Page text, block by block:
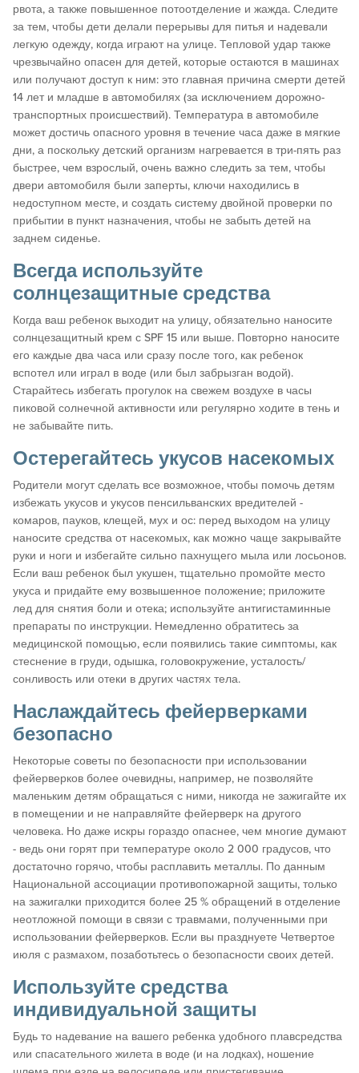
рвота, а также повышенное потоотделение и жажда. Следите
за тем, чтобы дети делали перерывы для питья и надевали
легкую одежду, когда играют на улице. Тепловой удар также
чрезвычайно опасен для детей, которые остаются в машинах
или получают доступ к ним: это главная причина смерти детей
14 лет и младше в автомобилях (за исключением дорожно-
транспортных происшествий). Температура в автомобиле
может достичь опасного уровня в течение часа даже в мягкие
дни, а поскольку детский организм нагревается в три-пять раз
быстрее, чем взрослый, очень важно следить за тем, чтобы
двери автомобиля были заперты, ключи находились в
недоступном месте, и создать систему двойной проверки по
прибытии в пункт назначения, чтобы не забыть детей на
заднем сиденье.
Всегда используйте
солнцезащитные средства
Когда ваш ребенок выходит на улицу, обязательно наносите
солнцезащитный крем с SPF 15 или выше. Повторно наносите
его каждые два часа или сразу после того, как ребенок
вспотел или играл в воде (или был забрызган водой).
Старайтесь избегать прогулок на свежем воздухе в часы
пиковой солнечной активности или регулярно ходите в тень и
не забывайте пить.
Остерегайтесь укусов насекомых
Родители могут сделать все возможное, чтобы помочь детям
избежать укусов и укусов пенсильванских вредителей -
комаров, пауков, клещей, мух и ос: перед выходом на улицу
наносите средства от насекомых, как можно чаще закрывайте
руки и ноги и избегайте сильно пахнущего мыла или лосьонов.
Если ваш ребенок был укушен, тщательно промойте место
укуса и придайте ему возвышенное положение; приложите
лед для снятия боли и отека; используйте антигистаминные
препараты по инструкции. Немедленно обратитесь за
медицинской помощью, если появились такие симптомы, как
стеснение в груди, одышка, головокружение, усталость/
сонливость или отеки в других частях тела.
Наслаждайтесь фейерверками
безопасно
Некоторые советы по безопасности при использовании
фейерверков более очевидны, например, не позволяйте
маленьким детям обращаться с ними, никогда не зажигайте их
в помещении и не направляйте фейерверк на другого
человека. Но даже искры гораздо опаснее, чем многие думают
- ведь они горят при температуре около 2 000 градусов, что
достаточно горячо, чтобы расплавить металлы. По данным
Национальной ассоциации противопожарной защиты, только
на зажигалки приходится более 25 % обращений в отделение
неотложной помощи в связи с травмами, полученными при
использовании фейерверков. Если вы празднуете Четвертое
июля с размахом, позаботьтесь о безопасности своих детей.
Используйте средства
индивидуальной защиты
Будь то надевание на вашего ребенка удобного плавсредства
или спасательного жилета в воде (и на лодках), ношение